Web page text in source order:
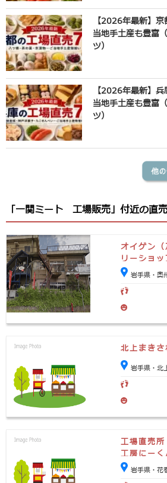
【2026年最新】
当地手土産も豊富
ツ）
【2026年最新】
当地手土産も豊富
ツ）
「一関ミート 工場販売」付近の直
オイゲン
リーショ
Factory
岩手県・奥
北上まき
岩手県・北
工場直売
工房にーく
岩手県・花